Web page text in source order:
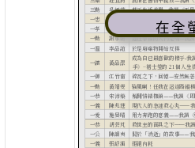
在全